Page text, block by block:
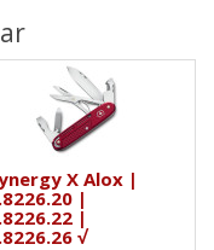
X Alox |
|
|
√